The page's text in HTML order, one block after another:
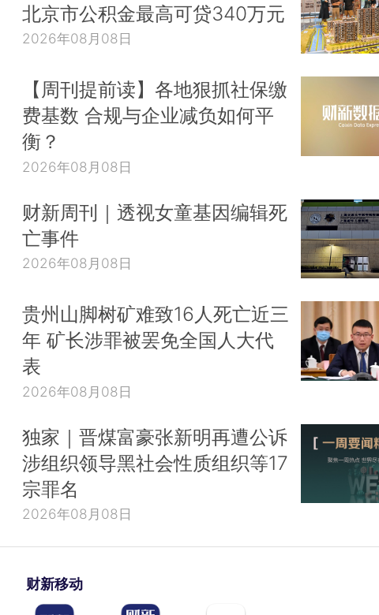
北京市公积金最高可贷340万元
2026年08月08日
【周刊提前读】各地狠抓社保缴
费基数 合规与企业减负如何平
衡？
2026年08月08日
财新周刊｜透视女童基因编辑死
亡事件
2026年08月08日
贵州山脚树矿难致16人死亡近三
年 矿长涉罪被罢免全国人大代
表
2026年08月08日
独家｜晋煤富豪张新明再遭公诉
涉组织领导黑社会性质组织等17
宗罪名
2026年08月08日
财新移动